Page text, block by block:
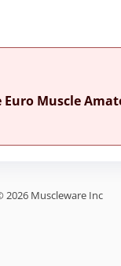
Euro Muscle
2026 Muscleware Inc